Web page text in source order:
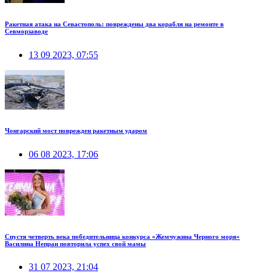
Ракетная атака на Севастополь: повреждены два корабля на ремонте в
Севморзаводе
13 09 2023, 07:55
Чонгарский мост поврежден ракетным ударом
06 08 2023, 17:06
Спустя четверть века победительница конкурса «Жемчужина Черного моря»
Василина Непран повторила успех свой мамы
31 07 2023, 21:04